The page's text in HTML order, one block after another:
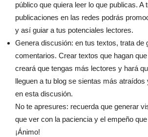
público que quiera leer lo que publicas. A
publicaciones en las redes podrás
y así guiar a tus potenciales lectores.
Genera discusión: en tus textos, trata de
comentarios. Crear textos que hagan
creará que tengas más lectores y hará
lleguen a tu blog se sientas más atraídos
en esta discusión.
No te apresures: recuerda que generar
que ver con la paciencia y el empeño
¡Ánimo!